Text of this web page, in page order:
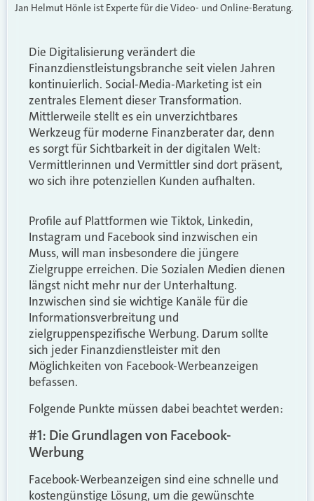
Jan Helmut Hönle ist Experte für die Video- und Online-Beratung.
Die Digitalisierung verändert die
Finanzdienstleistungsbranche seit vielen Jahren
kontinuierlich. Social-Media-Marketing ist ein
zentrales Element dieser Transformation.
Mittlerweile stellt es ein unverzichtbares
Werkzeug für moderne Finanzberater dar, denn
es sorgt für Sichtbarkeit in der digitalen Welt:
Vermittlerinnen und Vermittler sind dort präsent,
wo sich ihre potenziellen Kunden aufhalten.
Profile auf Plattformen wie Tiktok, Linkedin,
Instagram und Facebook sind inzwischen ein
Muss, will man insbesondere die jüngere
Zielgruppe erreichen. Die Sozialen Medien dienen
längst nicht mehr nur der Unterhaltung.
Inzwischen sind sie wichtige Kanäle für die
Informationsverbreitung und
zielgruppenspezifische Werbung. Darum sollte
sich jeder Finanzdienstleister mit den
Möglichkeiten von Facebook-Werbeanzeigen
befassen.
Folgende Punkte müssen dabei beachtet werden:
#1: Die Grundlagen von Facebook-
Werbung
Facebook-Werbeanzeigen sind eine schnelle und
kostengünstige Lösung, um die gewünschte